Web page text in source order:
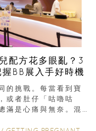
配方花多眼亂？3
BB展入手好時機
的挑戰。每當看到寶
或者肚仔「咕嚕咕
滿是心痛與無奈。混